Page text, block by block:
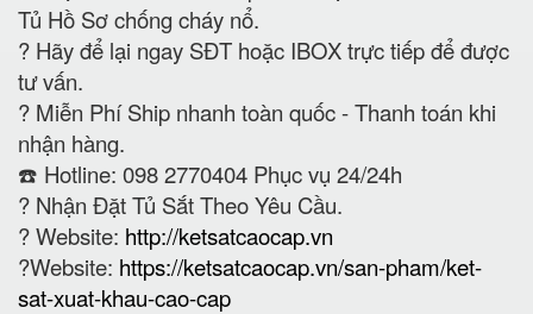
Tủ Hồ Sơ chống cháy nổ.
? Hãy để lại ngay SĐT hoặc IBOX trực tiếp để được
tư vấn.
? Miễn Phí Ship nhanh toàn quốc - Thanh toán khi
nhận hàng.
☎️ Hotline: 098 2770404 Phục vụ 24/24h
? Nhận Đặt Tủ Sắt Theo Yêu Cầu.
? Website: http://ketsatcaocap.vn
?Website: https://ketsatcaocap.vn/san-pham/ket-
sat-xuat-khau-cao-cap